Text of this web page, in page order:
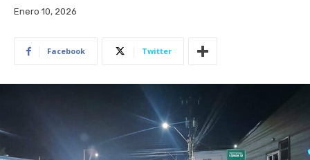
Enero 10, 2026
Facebook Twitter